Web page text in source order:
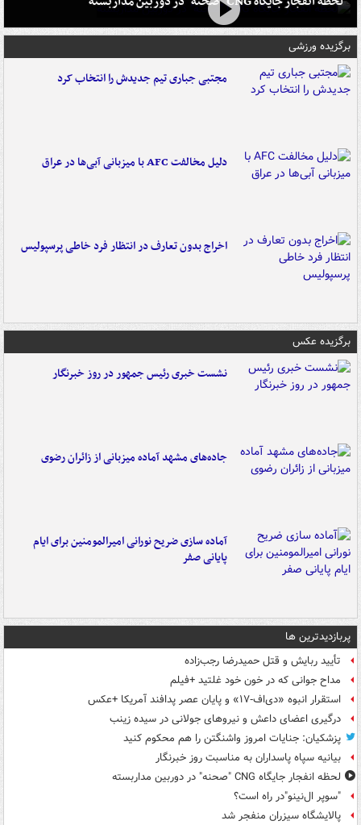
برگزیده ورزشی
مجتبی جباری تیم جدیدش را انتخاب کرد
دلیل مخالفت AFC با میزبانی آبی‌ها در عراق
اخراج بدون تعارف در انتظار فرد خاطی پرسپولیس
برگزیده عکس
نشست خبری رئیس جمهور در روز خبرنگار
جاده‌های مشهد آماده میزبانی از زائران رضوی
آماده سازی ضریح نورانی امیرالمومنین برای ایام
پایانی صفر
پربازدیدترین ها
تأیید ربایش و قتل حمیدرضا رجب‌زاده
مداح جوانی که در خون خود غلتید +فیلم
استقرار انبوه «دی‌اف‑۱۷» و پایان عصر پدافند آمریکا +عکس
درگیری اعضای داعش و نیروهای جولانی در سیده زینب
پزشکیان: جنایات امروز واشنگتن را هم محکوم کنید
بیانیه سپاه پاسداران به مناسبت روز خبرنگار
لحظه انفجار جایگاه CNG "صحنه" در دوربین مداربسته
"سوپر ال‌نینو"در راه است؟
پالایشگاه سیزران منفجر شد